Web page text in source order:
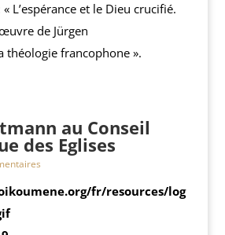
L’espérance et le Dieu crucifié.
de Jürgen
théologie francophone ».
au Conseil
des Eglises